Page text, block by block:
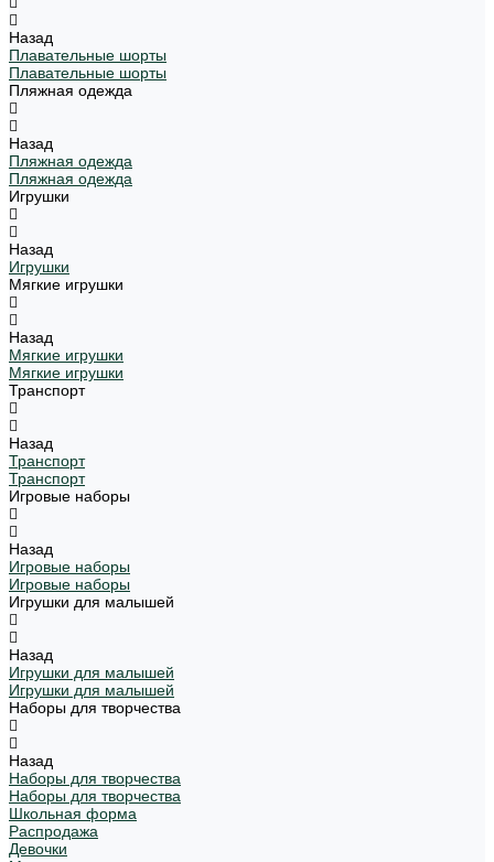
Назад
Плавательные шорты
Плавательные шорты
Пляжная одежда
Назад
Пляжная одежда
Пляжная одежда
Игрушки
Назад
Игрушки
Мягкие игрушки
Назад
Мягкие игрушки
Мягкие игрушки
Транспорт
Назад
Транспорт
Транспорт
Игровые наборы
Назад
Игровые наборы
Игровые наборы
Игрушки для малышей
Назад
Игрушки для малышей
Игрушки для малышей
Наборы для творчества
Назад
Наборы для творчества
Наборы для творчества
Школьная форма
Распродажа
Девочки